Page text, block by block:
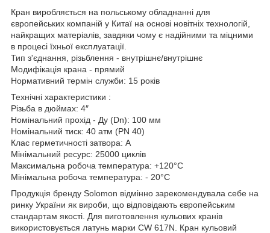
Кран виробляється на польському обладнанні для
європейських компаній у Китаї на основі новітніх технологій,
найкращих матеріалів, завдяки чому є надійними та міцними
в процесі їхньої експлуатації.
Тип з'єднання, різьблення - внутрішнє/внутрішнє
Модифікація крана - прямий
Нормативний термін служби: 15 років
Технічні характеристики :
Різьба в дюймах: 4″
Номінальний прохід - Ду (Dn): 100 мм
Номінальний тиск: 40 атм (PN 40)
Клас герметичності затвора: А
Мінімальний ресурс: 25000 циклів
Максимальна робоча температура: +120°C
Мінімальна робоча температура: - 20°C
Продукція бренду Solomon відмінно зарекомендувала себе на
ринку України як вироби, що відповідають європейським
стандартам якості. Для виготовлення кульових кранів
використовується латунь марки CW 617N. Кран кульовий